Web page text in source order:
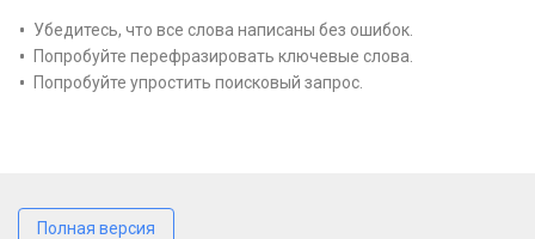
Убедитесь, что все слова написаны без ошибок.
Попробуйте перефразировать ключевые слова.
Попробуйте упростить поисковый запрос.
Полная версия